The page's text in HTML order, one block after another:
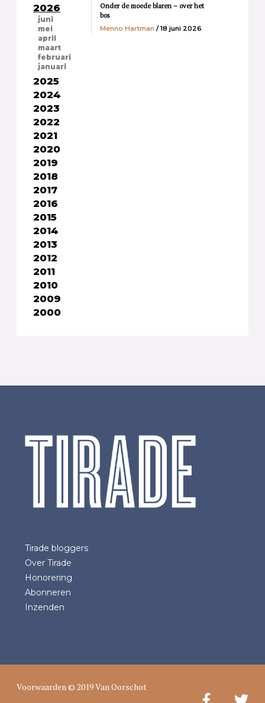
2026
juni
mei
april
maart
februari
januari
2025
2024
2023
2022
2021
2020
2019
2018
2017
2016
2015
2014
2013
2012
2011
2010
2009
2000
Onder de moede blaren – over het
bos
Menno Hartman / 18 juni 2026
Tirade bloggers
Over Tirade
Honorering
Abonneren
Inzenden
Voorwaarden © 2019 Van Oorschot
Facebook Twitter